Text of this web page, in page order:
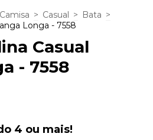
Camisa > Casual > Bata >
Longa - 7558
Casual
- 7558
4 ou mais!